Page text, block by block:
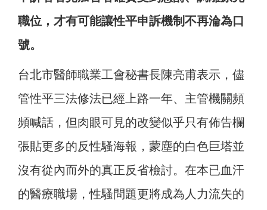
職位，才有可能讓性平申訴機制不再淪為口
號。
台北市醫師職業工會秘書長陳亮甫表示，儘
管性平三法修法已經上路一年、主管機關頻
頻喊話，但肉眼可見的改變似乎只有佈告欄
張貼更多的反性騷海報，蒙塵的白色巨塔並
沒有從內而外的真正反省檢討。在本已血汗
的醫療職場，性騷問題更將成為人力流失的